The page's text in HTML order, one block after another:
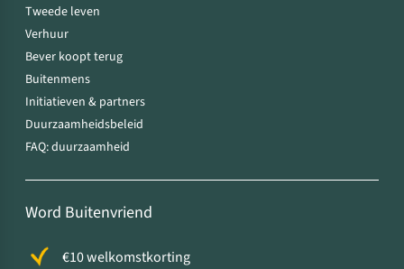
Tweede leven
Verhuur
Bever koopt terug
Buitenmens
Initiatieven & partners
Duurzaamheidsbeleid
FAQ: duurzaamheid
Word Buitenvriend
€10 welkomstkorting